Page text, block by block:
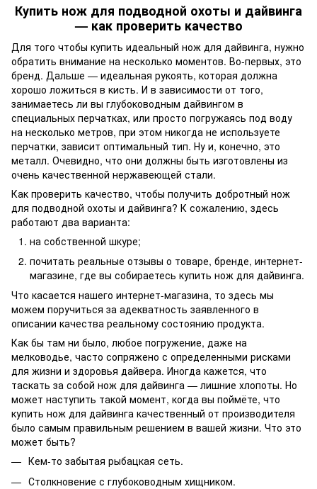
Купить нож для подводной охоты и дайвинга
— как проверить качество
Для того чтобы купить идеальный нож для дайвинга, нужно
обратить внимание на несколько моментов. Во-первых, это
бренд. Дальше — идеальная рукоять, которая должна
хорошо ложиться в кисть. И в зависимости от того,
занимаетесь ли вы глубоководным дайвингом в
специальных перчатках, или просто погружаясь под воду
на несколько метров, при этом никогда не используете
перчатки, зависит оптимальный тип. Ну и, конечно, это
металл. Очевидно, что они должны быть изготовлены из
очень качественной нержавеющей стали.
Как проверить качество, чтобы получить добротный нож
для подводной охоты и дайвинга? К сожалению, здесь
работают два варианта:
на собственной шкуре;
почитать реальные отзывы о товаре, бренде, интернет-
магазине, где вы собираетесь купить нож для дайвинга.
Что касается нашего интернет-магазина, то здесь мы
можем поручиться за адекватность заявленного в
описании качества реальному состоянию продукта.
Как бы там ни было, любое погружение, даже на
мелководье, часто сопряжено с определенными рисками
для жизни и здоровья дайвера. Иногда кажется, что
таскать за собой нож для дайвинга — лишние хлопоты. Но
может наступить такой момент, когда вы поймёте, что
купить нож для дайвинга качественный от производителя
было самым правильным решением в вашей жизни. Что это
может быть?
Кем-то забытая рыбацкая сеть.
Столкновение с глубоководным хищником.